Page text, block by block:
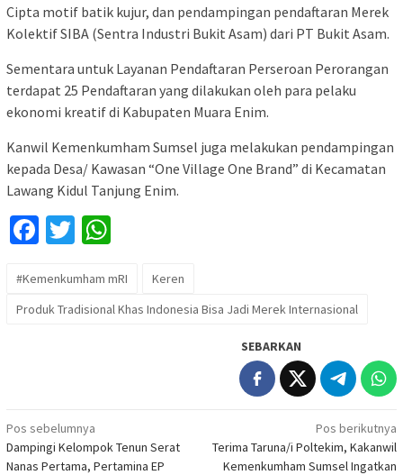
Cipta motif batik kujur, dan pendampingan pendaftaran Merek
Kolektif SIBA (Sentra Industri Bukit Asam) dari PT Bukit Asam.
Sementara untuk Layanan Pendaftaran Perseroan Perorangan
terdapat 25 Pendaftaran yang dilakukan oleh para pelaku
ekonomi kreatif di Kabupaten Muara Enim.
Kanwil Kemenkumham Sumsel juga melakukan pendampingan
kepada Desa/ Kawasan “One Village One Brand” di Kecamatan
Lawang Kidul Tanjung Enim.
Facebook
Twitter
#Kemenkumham mRI
Keren
Produk Tradisional Khas Indonesia Bisa Jadi Merek Internasional
SEBARKAN
Navigasi
pos
Pos sebelumnya
Dampingi Kelompok Tenun Serat
Nanas Pertama, Pertamina EP
Pos berikutnya
Terima Taruna/i Poltekim, Kakanwil
Kemenkumham Sumsel Ingatkan